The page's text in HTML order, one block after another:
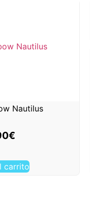
Nautilus
€
carrito